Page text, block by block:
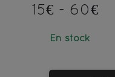
15€ - 60€
En stock